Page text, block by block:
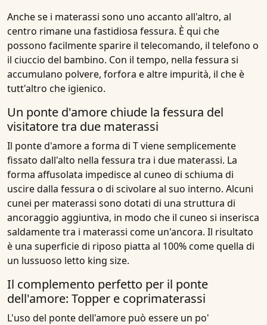
Anche se i materassi sono uno accanto all'altro, al
centro rimane una fastidiosa fessura. È qui che
possono facilmente sparire il telecomando, il telefono o
il ciuccio del bambino. Con il tempo, nella fessura si
accumulano polvere, forfora e altre impurità, il che è
tutt'altro che igienico.
Un ponte d'amore chiude la fessura del
visitatore tra due materassi
Il ponte d'amore a forma di T viene semplicemente
fissato dall'alto nella fessura tra i due materassi. La
forma affusolata impedisce al cuneo di schiuma di
uscire dalla fessura o di scivolare al suo interno. Alcuni
cunei per materassi sono dotati di una struttura di
ancoraggio aggiuntiva, in modo che il cuneo si inserisca
saldamente tra i materassi come un'ancora. Il risultato
è una superficie di riposo piatta al 100% come quella di
un lussuoso letto king size.
Il complemento perfetto per il ponte
dell'amore: Topper e coprimaterassi
L'uso del ponte dell'amore può essere un po'